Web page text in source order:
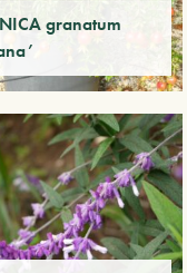
granatum